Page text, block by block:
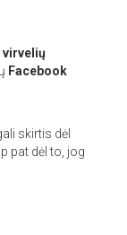
virvelių
Facebook
skirtis dėl
pat dėl to, jog